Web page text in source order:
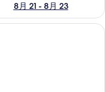
8月 21 - 8月 23
with terrace | バー (施設内)